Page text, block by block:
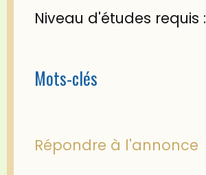
Niveau d'études requis :
Mots-clés
Répondre à l'annonce